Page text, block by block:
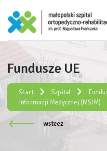
Małopolski Szpital
Fundusze UE
Start Szpital
Informacji Medycznej (MSIM)
wstecz